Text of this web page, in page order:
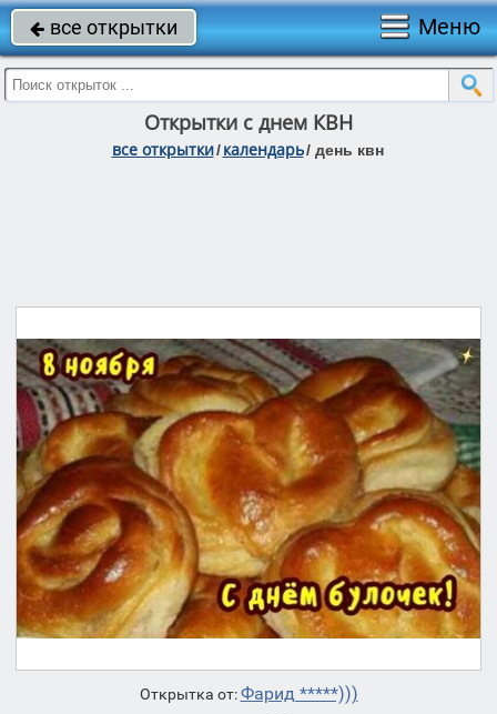
 все открытки Меню
Открытки с днем КВН
все открытки/ календарь/ день квн
Открытка от:Фарид *****)))